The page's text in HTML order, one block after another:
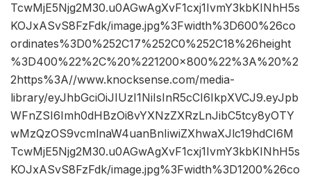
TcwMjE5Njg2M30.u0AGwAgXvF1cxj1IvmY3kbKINhH5s
KOJxASvS8FzFdk/image.jpg%3Fwidth%3D600%26co
ordinates%3D0%252C17%252C0%252C18%26height
%3D400%22%2C%20%221200×800%22%3A%20%2
2https%3A//www.knocksense.com/media-
library/eyJhbGciOiJIUzI1NiIsInR5cCI6IkpXVCJ9.eyJpb
WFnZSI6Imh0dHBzOi8vYXNzZXRzLnJibC5tcy8yOTY
wMzQzOS9vcmlnaW4uanBnIiwiZXhwaXJlc19hdCI6M
TcwMjE5Njg2M30.u0AGwAgXvF1cxj1IvmY3kbKINhH5s
KOJxASvS8FzFdk/image.jpg%3Fwidth%3D1200%26co